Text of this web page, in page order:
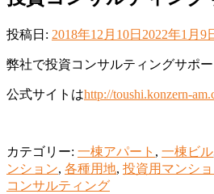
投稿日: 2018年12月10日 2022年1月9
弊社で投資コンサルティングサポ
公式サイトはhttp://toushi.konzern-
カテゴリー: 一棟アパート , 一棟ビル
ンション, 各種用地, 投資用マンシ
コンサルティング